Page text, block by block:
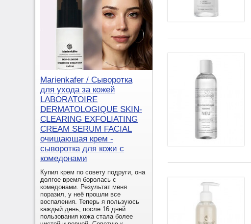
Marienkafer / Сыворотка
для ухода за кожей
LABORATOIRE
DERMATOLOGIQUE SKIN-
CLEARING EXFOLIATING
CREAM SERUM FACIAL
очищающая крем -
сыворотка для кожи с
комедонами
Купил крем по совету подруги, она
долгое время боролась с
комедонами. Результат меня
поразил, у неё прошли все
воспаления. Теперь я пользуюсь
каждый день, после 16 дней
пользования кожа стала более